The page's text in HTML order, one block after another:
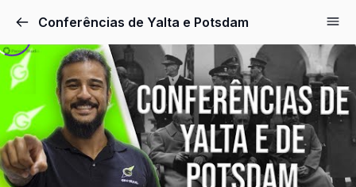
para
o
conteúdo
Conferências de Yalta e Potsdam